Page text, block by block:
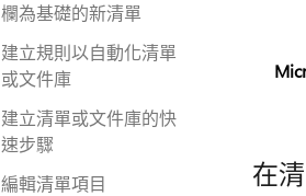
欄為基礎的新清單
建立規則以自動化清單
或文件庫
建立清單或文件庫的快
速步驟
編輯清單項目
在